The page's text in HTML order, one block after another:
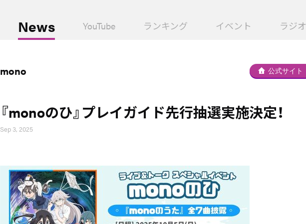
News YouTube ランキング イベント ラジオ
mono 公式サイト
『monoのひ』プレイガイド先行抽選実施決定！
Sep 3, 2025